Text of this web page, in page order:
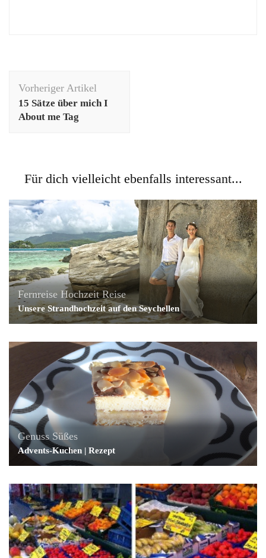
Vorheriger Artikel
15 Sätze über mich Ι
About me Tag
Für dich vielleicht ebenfalls interessant...
Fernreise Hochzeit Reise
Unsere Strandhochzeit auf den Seychellen
Genuss Süßes
Advents-Kuchen | Rezept